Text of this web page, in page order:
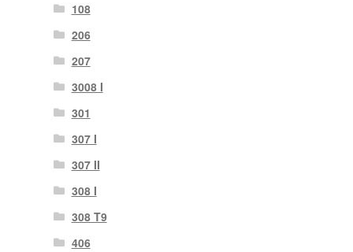
108
206
207
3008 I
301
307 I
307 II
308 I
308 T9
406